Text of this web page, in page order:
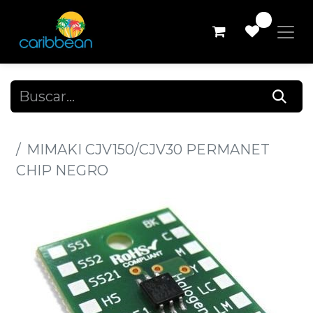
MIMAKI CJV150/CJV30 PERMANET
CHIP NEGRO